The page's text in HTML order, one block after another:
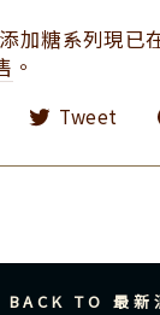
加糖系列現已
。
Share
Facebook
Tweet
BACK TO 最新